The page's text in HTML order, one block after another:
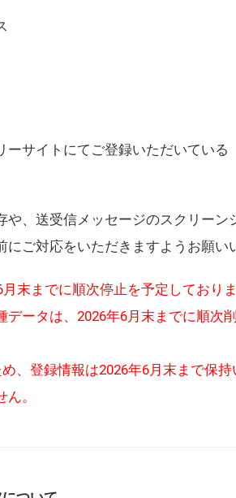
ーサイトにてご登録いただいている
、送受信メッセージのスクリーン
ご対応をいただきますようお願い
末までに順次停止を予定しておりま
ータは、2026年6月末までに順次
、登録情報は2026年6月末まで保
。